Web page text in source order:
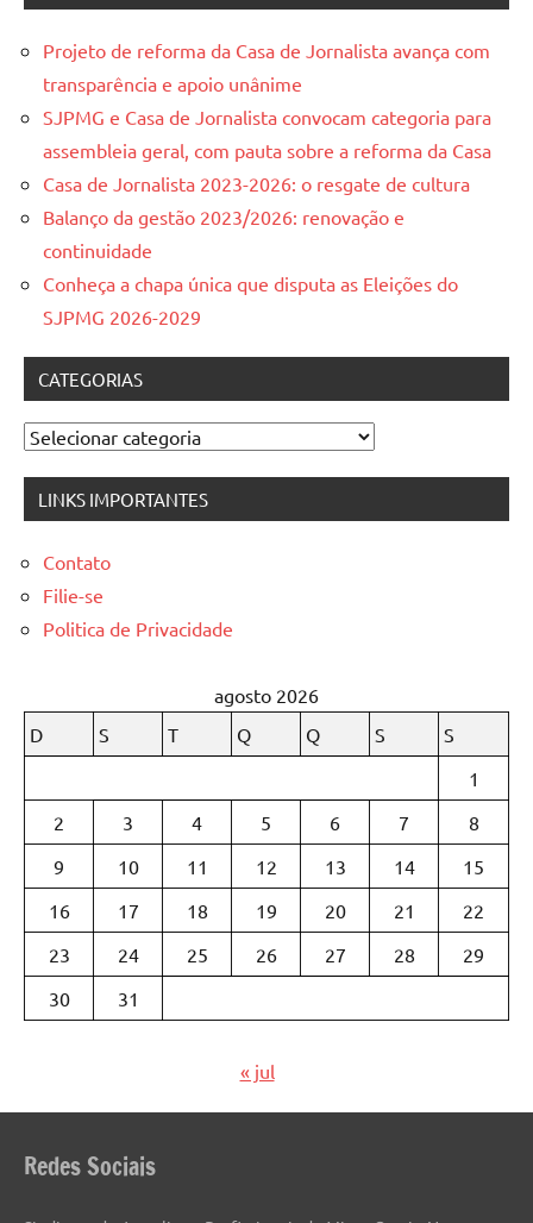
Projeto de reforma da Casa de Jornalista avança com
transparência e apoio unânime
SJPMG e Casa de Jornalista convocam categoria para
assembleia geral, com pauta sobre a reforma da Casa
Casa de Jornalista 2023-2026: o resgate de cultura
Balanço da gestão 2023/2026: renovação e
continuidade
Conheça a chapa única que disputa as Eleições do
SJPMG 2026-2029
CATEGORIAS
Categorias
LINKS IMPORTANTES
Contato
Filie-se
Politica de Privacidade
agosto 2026
D
S T Q Q S
S
1
2
3 4 5 6 7
8
9
10 11 12 13 14
15
16
17 18 19 20 21
22
23
24 25 26 27 28
29
30
31
« jul
Redes Sociais